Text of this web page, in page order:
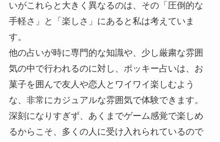
いがこれらと大きく異なるのは、その「圧倒的な
手軽さ」と「楽しさ」にあると私は考えていま
す。
他の占いが時に専門的な知識や、少し厳粛な雰囲
気の中で行われるのに対し、ポッキー占いは、お
菓子を囲んで友人や恋人とワイワイ楽しむよう
な、非常にカジュアルな雰囲気で体験できます。
深刻になりすぎず、あくまでゲーム感覚で楽しめ
るからこそ、多くの人に受け入れられているので